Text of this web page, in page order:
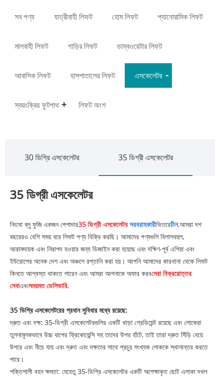
সব পণ্য যাত্রীবাহী লিফট হোম লিফট প্যানোরামিক লিফট
মালবাহী লিফট গাড়ির লিফট ডাম্বওয়েটার লিফট
আবাসিক লিফট হাসপাতালের লিফট এসকেলেটর
স্বয়ংক্রিয় ফুটপাথ লিফট অংশ
30 ডিগ্রি এসকেলেটর 35 ডিগ্রী এসকেলেটর
35 ডিগ্রী এসকেলেটর
নিংবো ব্লু ফুজি একজন পেশাদার35 ডিগ্রী এসকেলেটর সরবরাহকারীভিতরেচীন.আমরা দশ
বছরেরও বেশি সময় ধরে লিফট পণ্য বিক্রি করছি। আমাদের পণ্যগুলি বিলাসবহুল,
আরামদায়ক এবং নিরাপদ হওয়ার জন্য ডিজাইন করা হয়েছে এবং দক্ষিণ-পূর্ব এশিয়া এবং
ইউরোপের অনেক দেশ এবং অঞ্চলে রপ্তানি করা হয়। আপনি আমাদের কারখানা থেকে লিফট
কিনতে আশ্বস্ত থাকতে পারেন এবং আমরা আপনাকে অফার করবসেরা বিক্রয়োত্তর
সেবাএবংসময়মত ডেলিভারি.
35 ডিগ্রি এসকেলেটরের প্রধান সুবিধার মধ্যে রয়েছে:
দ্রুত এবং দক্ষ: 35-ডিগ্রী এসকেলেটরগুলির একটি খাড়া গ্রেডিয়েন্ট রয়েছে এবং লোকেরা
তুলনামূলকভাবে উচ্চ ধাপের ফ্রিকোয়েন্সি সহ তাদের উপর হাঁটে, তাই তারা দ্রুত সিঁড়ি বেয়ে
উপরে এবং নীচে যায় এবং দ্রুত এবং দক্ষতার সাথে প্রচুর সংখ্যক লোককে স্থানান্তর করতে
পারে।
শক্তিশালী বহন ক্ষমতা: যেহেতু 35-ডিগ্রি এসকেলেটর একটি অপেক্ষাকৃত ছোট এলাকা দখল